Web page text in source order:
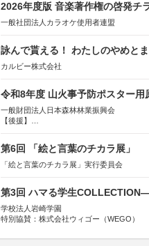
2026年度版 音楽著作権の啓発チ
一般社団法人カラオケ使用者連盟
詠んで貰える！ わたしのやめと
カルビー株式会社
令和8年度 山火事予防ポスター用
一般財団法人日本森林林業振興会
【後援】
第6回 「絵と言葉のチカラ展」
「絵と言葉のチカラ展」実行委員会
第3回 ハマる学生
学校法人岩崎学園
特別協賛：株式会社ウィゴー（WEGO）